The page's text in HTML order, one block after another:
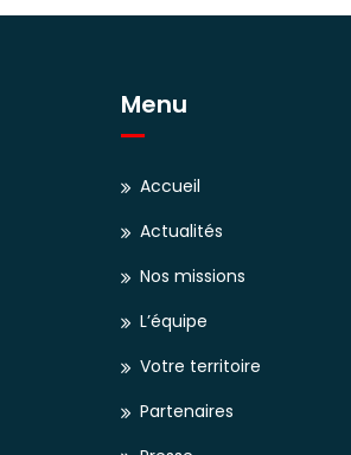
Menu
Accueil
Actualités
Nos missions
L’équipe
Votre territoire
Partenaires